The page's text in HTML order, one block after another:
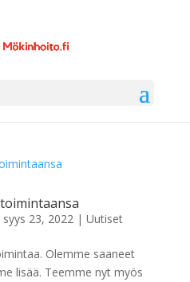
syys 23, 2022| Uutiset
Olemme saaneet
lisää. Teemme nyt myös